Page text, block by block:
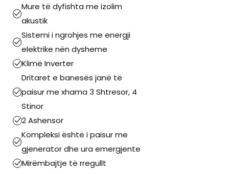
Mure të dyfishta me izolim
akustik
Sistemi i ngrohjes me energji
elektrike nën dysheme
Klimë Inverter
Dritaret e banesës janë të
paisur me xhama 3 Shtresor, 4
Stinor
2 Ashensor
Kompleksi është i paisur me
gjenerator dhe ura emergjente
Mirëmbajtje të rregullt